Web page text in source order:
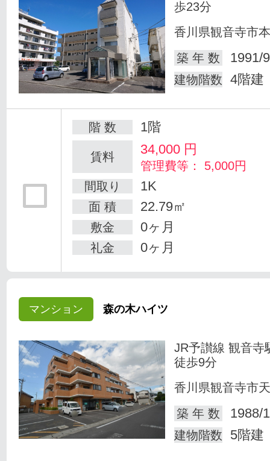
歩23分
香川県観音寺市
築 年 数
1991/
建物階数 4階建
階 数 1階
賃料 34,000 円
管理費等： 5,000円
間取り
1K
面 積 22.79㎡
敷金 0ヶ月
礼金 0ヶ月
マンション 森の木ハイツ
JR予讃線 観音寺
徒歩9分
香川県観音寺市
築 年 数
1988/
建物階数 5階建